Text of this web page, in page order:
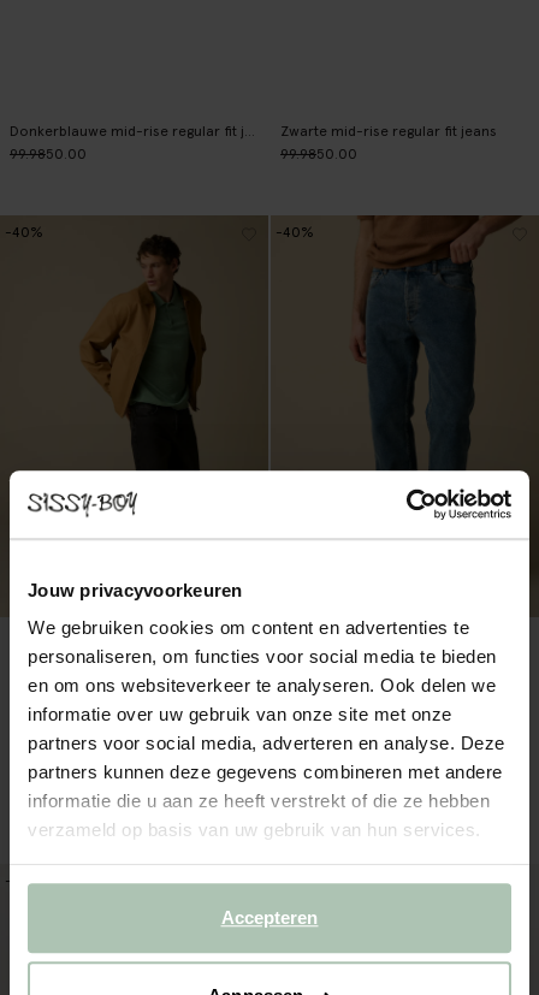
Jouw privacyvoorkeuren
We gebruiken cookies om content en advertenties te
personaliseren, om functies voor social media te bieden
en om ons websiteverkeer te analyseren. Ook delen we
informatie over uw gebruik van onze site met onze
partners voor social media, adverteren en analyse. Deze
partners kunnen deze gegevens combineren met andere
informatie die u aan ze heeft verstrekt of die ze hebben
verzameld op basis van uw gebruik van hun services.
Accepteren
Donkerblauwe mid-rise regular fit jeans
99.9850.00
Zwarte mid-rise regular fit jeans
99.9850.00
Grijze mid-rise straight fit jeans
99.9859.99
-40%
Blauwe mid-rise straight fit jeans
99.9859.99
-40%
-60% -40%